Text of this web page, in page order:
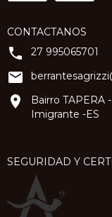
CONTACTANOS
27 995065701
Bairro TAPERA
Imigrante -ES
SEGURIDAD Y